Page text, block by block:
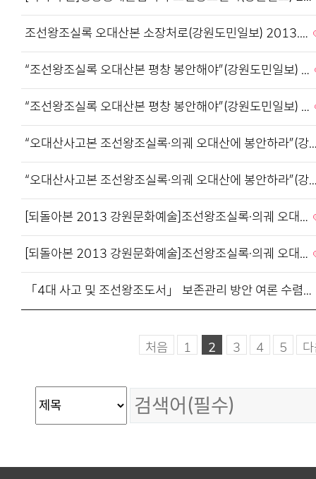
조선왕조실록 오대산본 소장처로(강원도민일보) 2013.…
“조선왕조실록 오대산본 평창 봉안해야”(강원도민일보) …
“조선왕조실록 오대산본 평창 봉안해야”(강원도민일보) …
“오대산사고본 조선왕조실록·의궤 오대산에 봉안하라”(
“오대산사고본 조선왕조실록·의궤 오대산에 봉안하라”(
[되돌아본 2013 강원문화예술]조선왕조실록·의궤 오대…
[되돌아본 2013 강원문화예술]조선왕조실록·의궤 오대…
「4대 사고 및 조선왕조도서」 보존관리 방안 여론 수렴…
처음 1 2 3 4 5